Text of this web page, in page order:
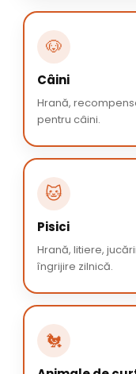
🐶
Câini
Hrană,
pentru câini.
🐱
Pisici
Hrană, litiere,
îngrijire zilnică.
🐔